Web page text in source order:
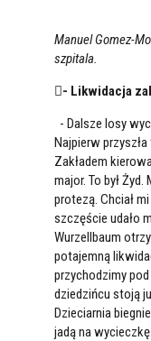
Manuel Gomez-
szpitala.
- Likwidacja
- Dalsze losy
Najpierw
Zakładem
major. To był
protezą. Chciał
szczęście udało
Wurzellbaum
potajemną
przychodzimy
dziedzińcu stoją
Dzieciarnia
jadą na